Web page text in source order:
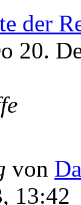
der
20.
von
13:42